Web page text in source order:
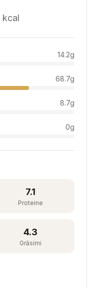
kcal
14.2g
68.7g
8.7g
0g
7.1
Proteine
4.3
Grăsimi